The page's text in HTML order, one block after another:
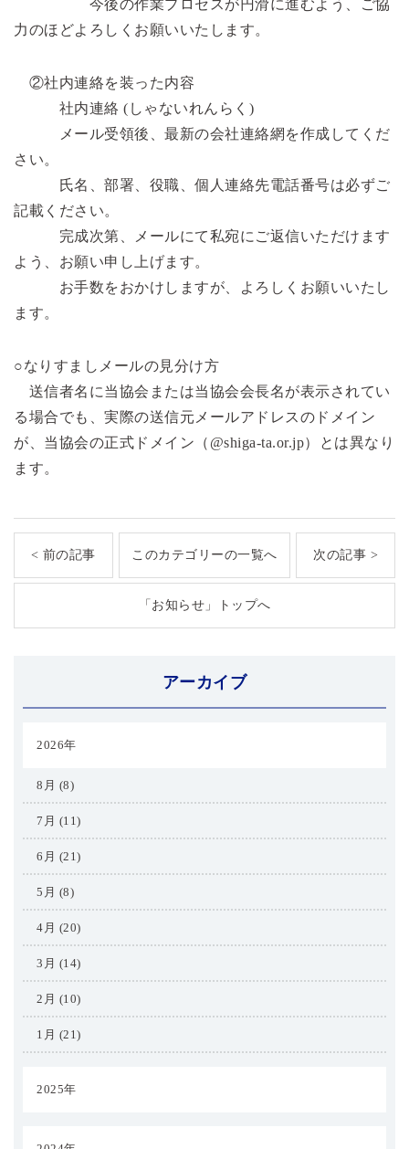
今後の作業プロセスが円滑に進むよう、ご協
力のほどよろしくお願いいたします。
②社内連絡を装った内容
社内連絡 (しゃないれんらく)
メール受領後、最新の会社連絡網を作成してくだ
さい。
氏名、部署、役職、個人連絡先電話番号は必ずご
記載ください。
完成次第、メールにて私宛にご返信いただけます
よう、お願い申し上げます。
お手数をおかけしますが、よろしくお願いいたし
ます。
○なりすましメールの見分け方
送信者名に当協会または当協会会長名が表示されてい
る場合でも、実際の送信元メールアドレスのドメイン
が、当協会の正式ドメイン（@shiga-ta.or.jp）とは異なり
ます。
< 前の記事 このカテゴリーの一覧へ 次の記事 >
「お知らせ」トップへ
アーカイブ
2026年
8月 (8)
7月 (11)
6月 (21)
5月 (8)
4月 (20)
3月 (14)
2月 (10)
1月 (21)
2025年